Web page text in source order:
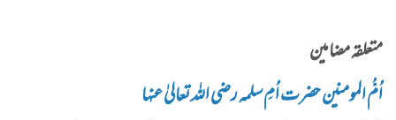
متعلقہ مضامین
اُمُّ المومنین حضرت اُمِ سلمہ رضی اللہ تعالیٰ عنہا